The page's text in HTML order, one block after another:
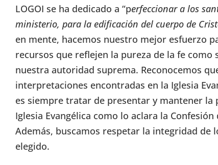
LOGOI se ha dedicado a “perfeccionar a los
ministerio, para la edificación del cuerpo de
en mente, hacemos nuestro mejor esfuerzo
recursos que reflejen la pureza de la fe como
nuestra autoridad suprema. Reconocemos
interpretaciones encontradas en la Iglesia
es siempre tratar de presentar y mantener la
Iglesia Evangélica como lo aclara la
Además, buscamos respetar la integridad de
elegido.